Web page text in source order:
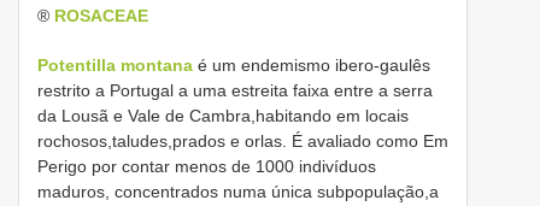
® ROSACEAE
Potentilla montana é um endemismo ibero-gaulês
restrito a Portugal a uma estreita faixa entre a serra
da Lousã e Vale de Cambra,habitando em locais
rochosos,taludes,prados e orlas. É avaliado como Em
Perigo por contar menos de 1000 indivíduos
maduros, concentrados numa única subpopulação,a